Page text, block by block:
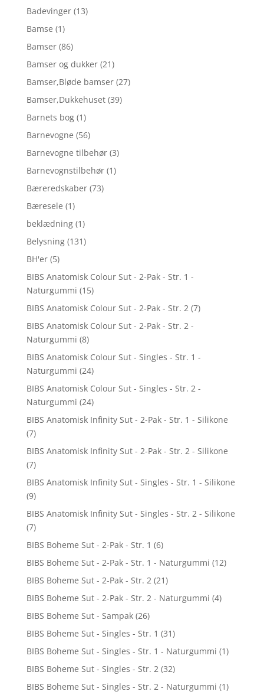
Badevinger (13)
Bamse (1)
Bamser (86)
Bamser og dukker (21)
Bamser,Bløde bamser (27)
Bamser,Dukkehuset (39)
Barnets bog (1)
Barnevogne (56)
Barnevogne tilbehør (3)
Barnevognstilbehør (1)
Bæreredskaber (73)
Bæresele (1)
beklædning (1)
Belysning (131)
BH'er (5)
BIBS Anatomisk Colour Sut - 2-Pak - Str. 1 -
Naturgummi (15)
BIBS Anatomisk Colour Sut - 2-Pak - Str. 2 (7)
BIBS Anatomisk Colour Sut - 2-Pak - Str. 2 -
Naturgummi (8)
BIBS Anatomisk Colour Sut - Singles - Str. 1 -
Naturgummi (24)
BIBS Anatomisk Colour Sut - Singles - Str. 2 -
Naturgummi (24)
BIBS Anatomisk Infinity Sut - 2-Pak - Str. 1 - Silikone
(7)
BIBS Anatomisk Infinity Sut - 2-Pak - Str. 2 - Silikone
(7)
BIBS Anatomisk Infinity Sut - Singles - Str. 1 - Silikone
(9)
BIBS Anatomisk Infinity Sut - Singles - Str. 2 - Silikone
(7)
BIBS Boheme Sut - 2-Pak - Str. 1 (6)
BIBS Boheme Sut - 2-Pak - Str. 1 - Naturgummi (12)
BIBS Boheme Sut - 2-Pak - Str. 2 (21)
BIBS Boheme Sut - 2-Pak - Str. 2 - Naturgummi (4)
BIBS Boheme Sut - Sampak (26)
BIBS Boheme Sut - Singles - Str. 1 (31)
BIBS Boheme Sut - Singles - Str. 1 - Naturgummi (1)
BIBS Boheme Sut - Singles - Str. 2 (32)
BIBS Boheme Sut - Singles - Str. 2 - Naturgummi (1)